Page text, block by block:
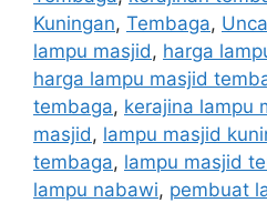
Kuningan, Tembaga,
lampu masjid, harga
harga lampu masjid
tembaga, kerajina lampu
masjid, lampu masjid
tembaga, lampu masjid
lampu nabawi, pembuat